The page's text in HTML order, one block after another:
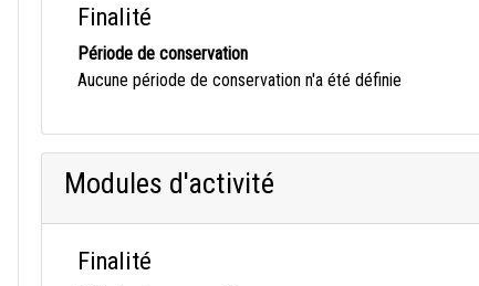
Finalité
Période de conservation
Aucune période de conservation n'a été définie
Modules d'activité
Finalité